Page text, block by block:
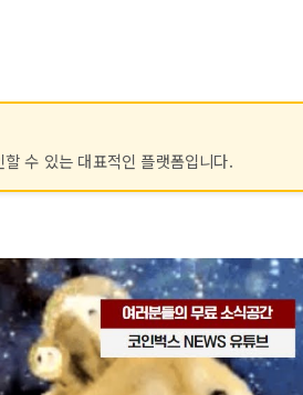
수 있는 대표적인 플랫폼입니다.